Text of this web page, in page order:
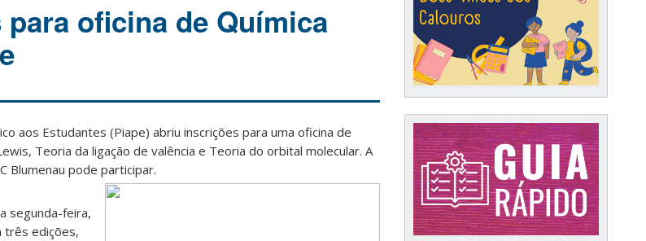
oficina de Química
aos Estudantes (Piape) abriu inscrições para uma oficina de
Teoria da ligação de valência e Teoria do orbital molecular. A
Blumenau pode participar.
segunda-feira,
três edições,